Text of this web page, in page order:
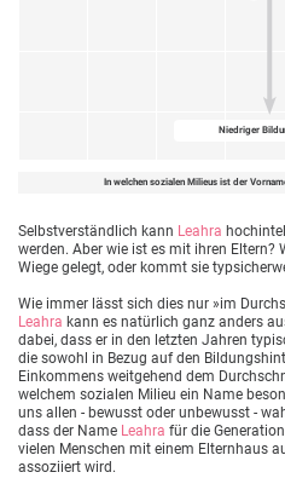
Niedriger
In welchen sozialen Milieus ist der
Selbstverständlich kann Leahra
werden. Aber wie ist es mit ihren Eltern?
Wiege gelegt, oder kommt sie
Wie immer lässt sich dies nur »im
Leahra kann es natürlich ganz anders
dabei, dass er in den letzten Jahren
die sowohl in Bezug auf den
Einkommens weitgehend dem
welchem sozialen Milieu ein Name
uns allen - bewusst oder unbewusst -
dass der Name Leahra für die
vielen Menschen mit einem Elternhaus
assoziiert wird.